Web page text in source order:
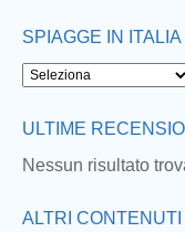
SPIAGGE IN ITALIA
ULTIME
Nessun risultato
ALTRI